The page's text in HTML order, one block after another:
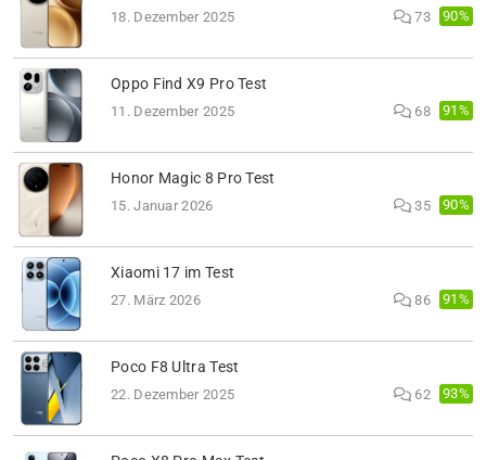
18. Dezember 2025 73 90%
Oppo Find X9 Pro Test
11. Dezember 2025 68 91%
Honor Magic 8 Pro Test
15. Januar 2026 35 90%
Xiaomi 17 im Test
27. März 2026 86 91%
Poco F8 Ultra Test
22. Dezember 2025 62 93%